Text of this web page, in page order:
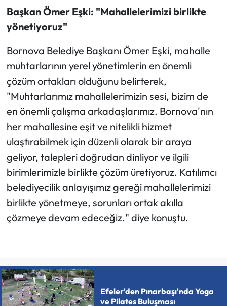
Başkan Ömer Eşki: "Mahallelerimizi birlikte
yönetiyoruz"
Bornova Belediye Başkanı Ömer Eşki, mahalle
muhtarlarının yerel yönetimlerin en önemli
çözüm ortakları olduğunu belirterek,
"Muhtarlarımız mahallelerimizin sesi, bizim de
en önemli çalışma arkadaşlarımız. Bornova'nın
her mahallesine eşit ve nitelikli hizmet
ulaştırabilmek için düzenli olarak bir araya
geliyor, talepleri doğrudan dinliyor ve ilgili
birimlerimizle birlikte çözüm üretiyoruz. Katılımcı
belediyecilik anlayışımız gereği mahallelerimizi
birlikte yönetmeye, sorunları ortak akılla
çözmeye devam edeceğiz." diye konuştu.
Efeler'den Pınarbaşı'nda Yoga
ve Pilates Buluşması